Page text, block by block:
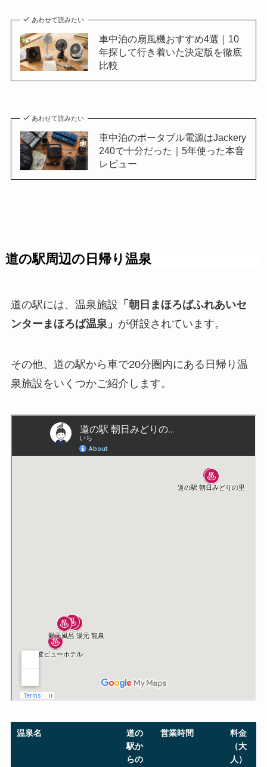
あわせて読みたい
車中泊の扇風機おすすめ4選｜10
年探して行き着いた決定版を徹底
比較
あわせて読みたい
車中泊のポータブル電源はJackery
240で十分だった｜5年使った本音
レビュー
道の駅周辺の日帰り温泉
道の駅には、温泉施設 「朝日まほろばふれあいセ
ンターまほろば温泉」 が併設されています。
その他、道の駅から車で20分圏内にある日帰り温
泉施設をいくつかご紹介します。
温泉名
道の
駅か
らの
営業時間
料金
（大
人）